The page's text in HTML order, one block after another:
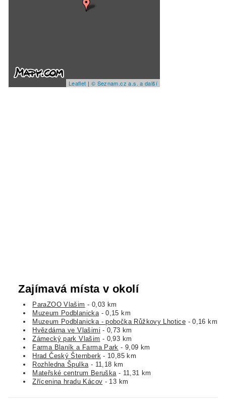
Leaflet | © Seznam.cz a.s. a další
Zajímavá místa v okolí
ParaZOO Vlašim - 0,03 km
Muzeum Podblanicka - 0,15 km
Muzeum Podblanicka - pobočka Růžkovy Lhotice - 0,16 km
Hvězdárna ve Vlašimi - 0,73 km
Zámecký park Vlašim - 0,93 km
Farma Blaník a Farma Park - 9,09 km
Hrad Český Šternberk - 10,85 km
Rozhledna Špulka - 11,18 km
Mateřské centrum Beruška - 11,31 km
Zřícenina hradu Kácov - 13 km